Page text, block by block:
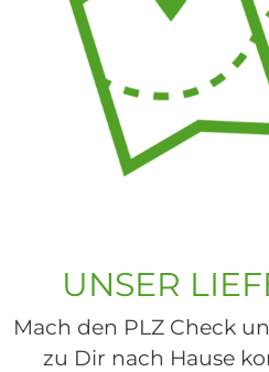
UNSER
Mach den PLZ Check
zu Dir nach Hause